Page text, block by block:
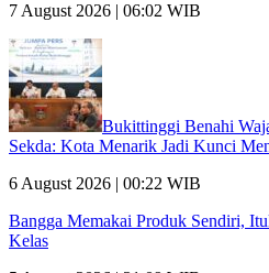
7 August 2026 | 06:02 WIB
Bukittinggi Benahi
Sekda: Kota Menarik Jadi Kunci
6 August 2026 | 00:22 WIB
Bangga Memakai Produk Sendiri,
Kelas